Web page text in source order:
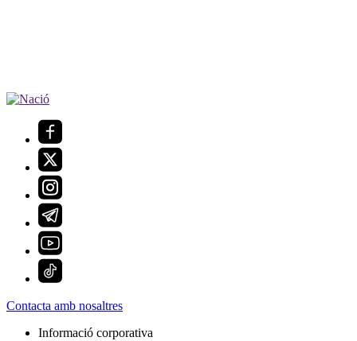
Contacta amb nosaltres
Informació corporativa